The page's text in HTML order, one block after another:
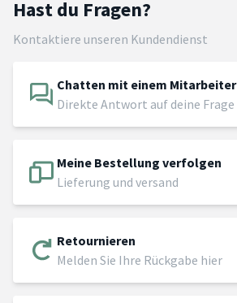
Hast du Fragen?
Kontaktiere unseren Kundendienst
Chatten mit einem Mitarbeiter
Direkte Antwort auf deine Frage
Meine Bestellung verfolgen
Lieferung und versand
Retournieren
Melden Sie Ihre Rückgabe hier